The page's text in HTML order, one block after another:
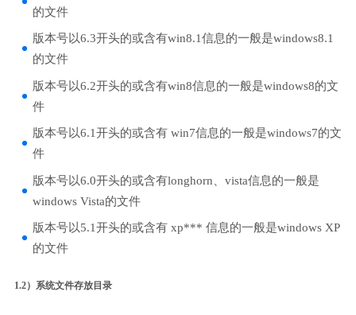
的文件
版本号以6.3开头的或含有win8.1信息的一般是windows8.1
的文件
版本号以6.2开头的或含有win8信息的一般是windows8的文
件
版本号以6.1开头的或含有 win7信息的一般是windows7的文
件
版本号以6.0开头的或含有longhorn、vista信息的一般是
windows Vista的文件
版本号以5.1开头的或含有 xp*** 信息的一般是windows XP
的文件
1.2）系统文件存放目录